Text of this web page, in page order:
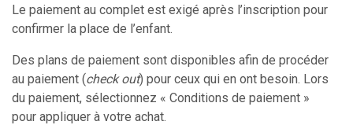
Le paiement au complet est exigé après l’inscription pour
confirmer la place de l’enfant.
Des plans de paiement sont disponibles afin de procéder
au paiement (check out) pour ceux qui en ont besoin. Lors
du paiement, sélectionnez « Conditions de paiement »
pour appliquer à votre achat.